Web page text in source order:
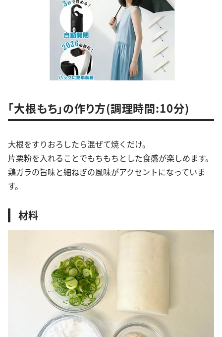
「大根もち」の作り方(調理時間:10分)
大根をすりおろしたら混ぜて焼くだけ。
片栗粉を入れることでもちもちとした食感が楽しめます。
鶏ガラの旨味と細ねぎの風味がアクセントになっていま
す。
材料